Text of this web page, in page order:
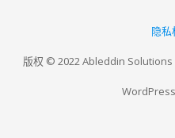
隐私
版权 © 2022 Ableddin